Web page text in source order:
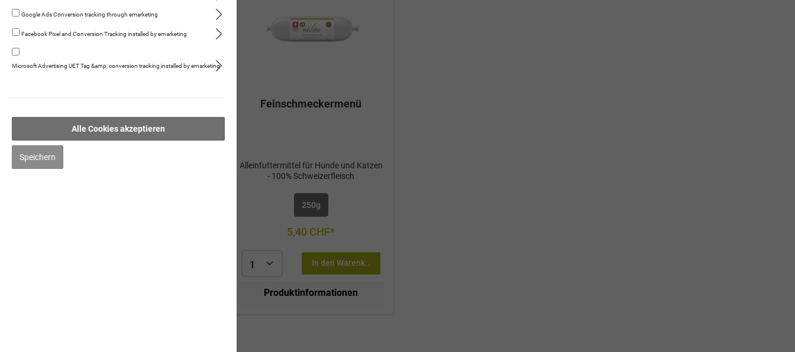
Kauartikel/Leckerli
Schweizer Würste
Gourmet-Geflügelwurst
Saftige Rinderwurst
Feinschmeckermenü
Alleinfuttermittel für Hunde und Katzen
- 100% Schweizerfleisch
250g
5,40 CHF*
In den Warenkorb
Produktinformationen
Google Ads Conversion tracking through emarketing
Facebook Pixel and Conversion Tracking installed by emarketing
Microsoft Advertising UET Tag &amp; conversion tracking installed by emarketing
Alle Cookies akzeptieren
Speichern